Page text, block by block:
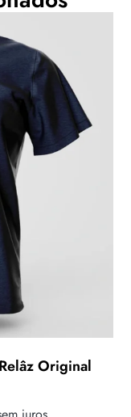
Original